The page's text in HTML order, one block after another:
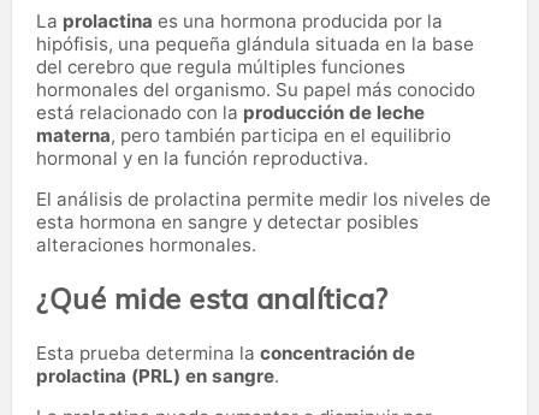
La prolactina es una hormona producida por la
hipófisis, una pequeña glándula situada en la base
del cerebro que regula múltiples funciones
hormonales del organismo. Su papel más conocido
está relacionado con la producción de leche
materna, pero también participa en el equilibrio
hormonal y en la función reproductiva.
El análisis de prolactina permite medir los niveles de
esta hormona en sangre y detectar posibles
alteraciones hormonales.
¿Qué mide esta analítica?
Esta prueba determina la concentración de
prolactina (PRL) en sangre.